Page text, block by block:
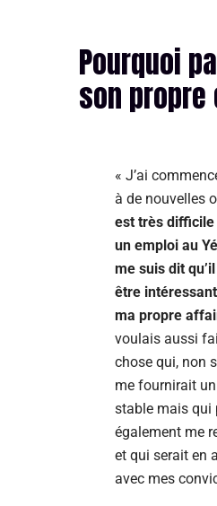
Pourquoi
son propre
« J’ai
à de nouvelles
est très
un emploi au
me suis dit
être
ma propre
voulais aussi
chose qui, non
me fournirait
stable mais qui
également me
et qui serait en
avec mes